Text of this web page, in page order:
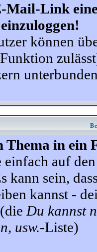
Mail-Link
können
Thema in ein
auf
kann sein,
kannst -
Du kannst
usw.-Liste)